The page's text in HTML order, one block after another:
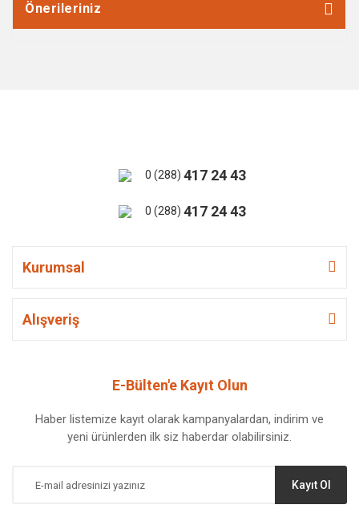
Önerileriniz
0 (288) 417 24 43
0 (288) 417 24 43
Kurumsal
Alışveriş
E-Bülten'e Kayıt Olun
Haber listemize kayıt olarak kampanyalardan, indirim ve
yeni ürünlerden ilk siz haberdar olabilirsiniz.
Kayıt Ol